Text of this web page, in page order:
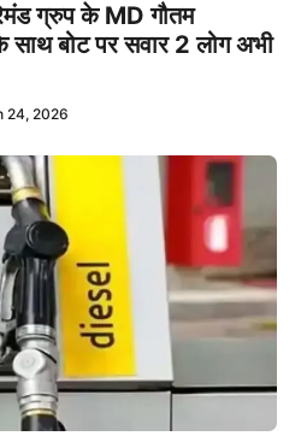
ग्रुप के MD गौतम
साथ बोट पर सवार 2 लोग अभी
24, 2026